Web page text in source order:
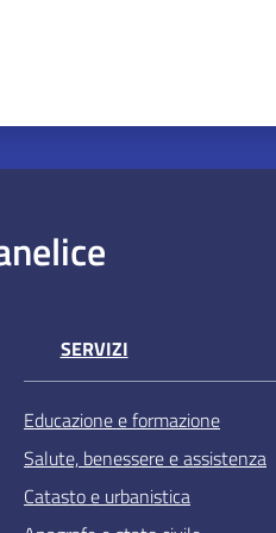
SERVIZI
Educazione e formazione
Salute, benessere e assistenza
Catasto e urbanistica